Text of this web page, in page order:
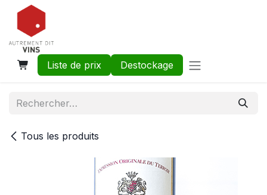
Se rendre au contenu
Liste de prix Destockage
Tous les produits